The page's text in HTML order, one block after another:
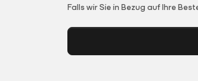
Falls wir Sie in Bezug auf Ihre